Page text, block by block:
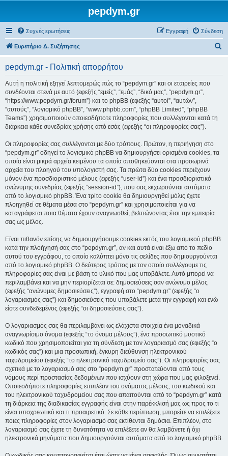
pepdym.gr
Συχνές ερωτήσεις Σύνδεση
Εγγραφή
Ευρετήριο Δ. Συζήτησης
pepdym.gr - Πολιτική απορρήτου
Αυτή η πολιτική εξηγεί λεπτομερώς πώς το “pepdym.gr” και οι εταιρείες που
συνδέονται στενά με αυτό (εφεξής “εμείς”, “εμάς”, “δικό μας”, “pepdym.gr”,
“https://www.pepdym.gr/forum”) και το phpBB (εφεξής “αυτοί”, “αυτών”,
“αυτούς”, “λογισμικό phpBB”, “www.phpbb.com”, “phpBB Limited”, “phpBB
Teams”) χρησιμοποιούν οποιεσδήποτε πληροφορίες που συλλέγονται κατά τη
διάρκεια κάθε συνεδρίας χρήσης από εσάς (εφεξής “οι πληροφορίες σας”).
Οι πληροφορίες σας συλλέγονται με δύο τρόπους. Πρώτον, η περιήγηση στο
“pepdym.gr” οδηγεί το λογισμικό phpBB να δημιουργήσει ορισμένα cookies, τα
οποία είναι μικρά αρχεία κειμένου τα οποία αποθηκεύονται στα προσωρινά
αρχεία του πλοηγού του υπολογιστή σας. Τα πρώτα δύο cookies περιέχουν
μόνον ένα προσδιοριστικό μέλους (εφεξής “user-id”) και ένα προσδιοριστικό
ανώνυμης συνεδρίας (εφεξής “session-id”), που σας εκχωρούνται αυτόματα
από το λογισμικό phpBB. Ένα τρίτο cookie θα δημιουργηθεί μόλις έχετε
πλοηγηθεί σε θέματα μέσα στο “pepdym.gr” και χρησιμοποιείται για να
καταγράφεται ποια θέματα έχουν αναγνωσθεί, βελτιώνοντας έτσι την εμπειρία
σας ως μέλος.
Είναι πιθανόν επίσης να δημιουργήσουμε cookies εκτός του λογισμικού phpBB
κατά την πλοήγησή σας στο “pepdym.gr”, αν και αυτά είναι έξω από το πεδίο
αυτού του εγγράφου, το οποίο καλύπτει μόνο τις σελίδες που δημιουργούνται
από το λογισμικό phpBB. Ο δεύτερος τρόπος με τον οποίο συλλέγουμε τις
πληροφορίες σας είναι με βάση το υλικό που μας υποβάλετε. Αυτό μπορεί να
περιλαμβάνει και να μην περιορίζεται σε: δημοσιεύσεις σαν ανώνυμο μέλος
(εφεξής “ανώνυμες δημοσιεύσεις”), εγγραφή στο “pepdym.gr” (εφεξής “ο
λογαριασμός σας”) και δημοσιεύσεις που υποβάλετε μετά την εγγραφή και ενώ
είστε συνδεδεμένος (εφεξής “οι δημοσιεύσεις σας”).
Ο λογαριασμός σας θα περιλαμβάνει ως ελάχιστα στοιχεία ένα μοναδικά
αναγνωρίσιμο όνομα (εφεξής “το όνομα μέλους”), ένα προσωπικό μυστικό
κωδικό που χρησιμοποιείται για τη σύνδεση με τον λογαριασμό σας (εφεξής “ο
κωδικός σας”) και μια προσωπική, έγκυρη διεύθυνση ηλεκτρονικού
ταχυδρομείου (εφεξής “το ηλεκτρονικό ταχυδρομείο σας”). Οι πληροφορίες σας
σχετικά με το λογαριασμό σας στο “pepdym.gr” προστατεύονται από τους
νόμους περί προστασίας δεδομένων που ισχύουν στη χώρα που μας φιλοξενεί.
Οποιεσδήποτε πληροφορίες επιπλέον του ονόματος μέλους, του κωδικού και
του ηλεκτρονικού ταχυδρομείου σας που απαιτούνται από το “pepdym.gr” κατά
τη διάρκεια της διαδικασίας εγγραφής είναι στην παρέκκλισή μας ως προς το τι
είναι υποχρεωτικό και τι προαιρετικό. Σε κάθε περίπτωση, μπορείτε να επιλέξετε
ποιες πληροφορίες στον λογαριασμό σας εκτίθενται δημόσια. Επιπλέον, στο
λογαριασμό σας έχετε τη δυνατότητα να επιλέξετε αν θα λαμβάνετε ή όχι
ηλεκτρονικά μηνύματα που δημιουργούνται αυτόματα από το λογισμικό phpBB.